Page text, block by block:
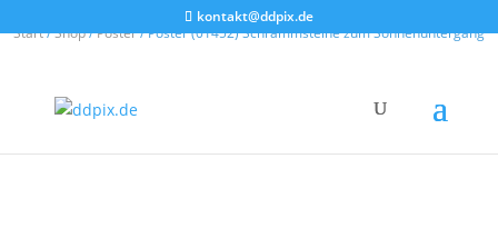
kontakt@ddpix.de
Start/Shop/Poster/ Poster (01452) Schrammsteine zum Sonnenuntergang